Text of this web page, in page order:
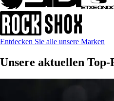
Entdecken Sie alle unsere Marken
Unsere aktuellen